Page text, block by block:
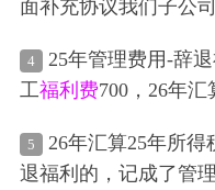
面补充协议我们子公
具，这个食堂管理费
4
25年管理费用-辞
工福利费700，26年
5
26年汇算25年所
退福利的，记成了管